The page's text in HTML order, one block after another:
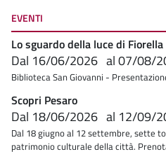
EVENTI
Lo sguardo della luce di
Dal 16/06/2026 al07/08/
Biblioteca San Giovanni -
Scopri Pesaro
Dal 18/06/2026 al 12/09/
Dal 18 giugno al 12 settembre, sette
patrimonio culturale della città.